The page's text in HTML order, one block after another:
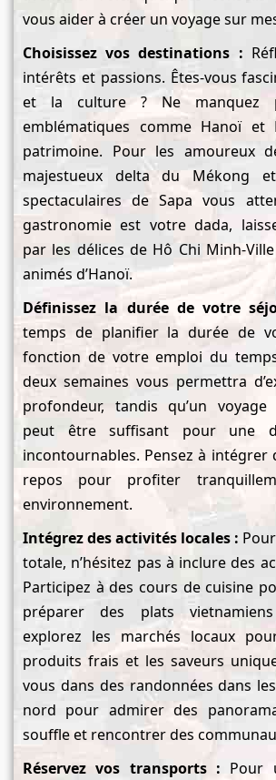
vous aider à créer un voyage sur
Choisissez vos destinations :
intérêts et passions. Êtes-vous
et la culture ? Ne manquez
emblématiques comme Hanoï et
patrimoine. Pour les amoureux
majestueux delta du Mékong
spectaculaires de Sapa vous
gastronomie est votre dada,
par les délices de Hô Chi Minh-
animés d’Hanoï.
Définissez la durée de votre
temps de planifier la durée de
fonction de votre emploi du
deux semaines vous permettra
profondeur, tandis qu’un voyage
peut être suffisant pour une
incontournables. Pensez à intégrer
repos pour profiter
environnement.
Intégrez des activités locales :
totale, n’hésitez pas à inclure des
Participez à des cours de cuisine
préparer des plats vietnamiens
explorez les marchés locaux
produits frais et les saveurs
vous dans des randonnées dans
nord pour admirer des
souffle et rencontrer des
Réservez vos transports : Pour